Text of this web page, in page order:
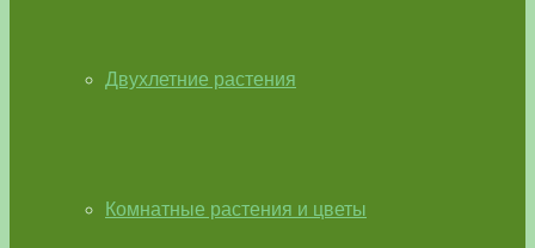
Двухлетние растения
Комнатные растения и цветы